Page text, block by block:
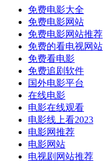
免费电影大全
免费电影网站
免费电影网站推荐
免费的看电视网站
免费看电影
免费追剧软件
国外电影平台
在线电影
电影在线观看
电影线上看2023
电影网推荐
电影网站
电视剧网站推荐